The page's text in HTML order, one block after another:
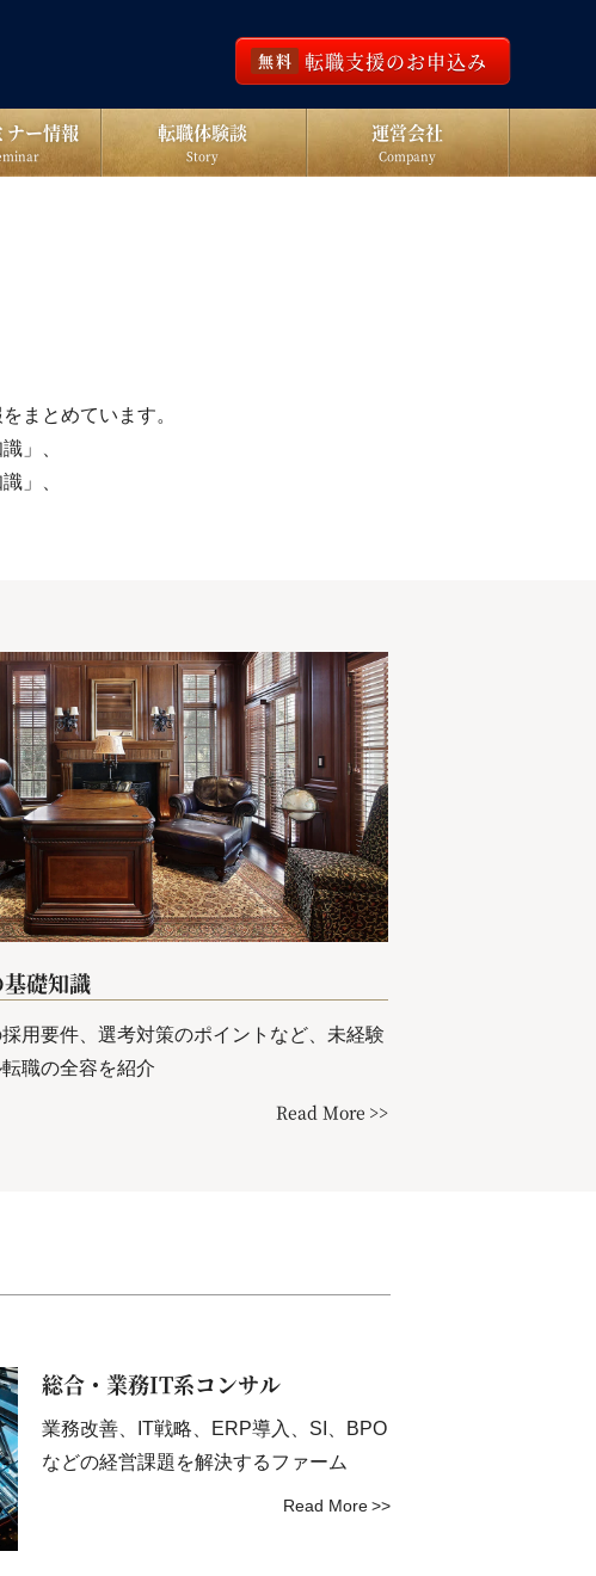
無料 転職支援のお申込み
ナー情報 転職体験談
Story
運営会社
Company
まとめています。
」、
」、
礎知識
用要件、選考対策のポイントなど、未経験
職の全容を紹介
Read More
総合・業務IT系コンサル
業務改善、IT戦略、ERP導入、SI、BPO
などの経営課題を解決するファーム
Read More